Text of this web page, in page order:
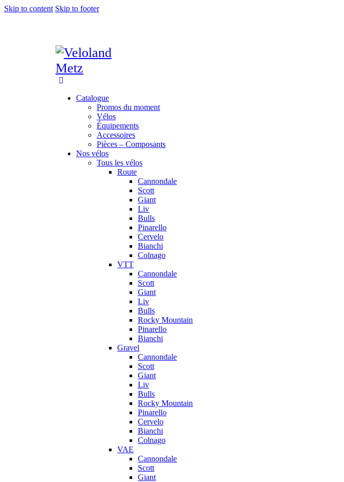
Skip to content Skip to footer
Catalogue
Promos du moment
Vélos
Équipements
Accessoires
Pièces – Composants
Nos vélos
Tous les vélos
Route
Cannondale
Scott
Giant
Liv
Bulls
Pinarello
Cervelo
Bianchi
Colnago
VTT
Cannondale
Scott
Giant
Liv
Bulls
Rocky Mountain
Pinarello
Bianchi
Gravel
Cannondale
Scott
Giant
Liv
Bulls
Rocky Mountain
Pinarello
Cervelo
Bianchi
Colnago
VAE
Cannondale
Scott
Giant